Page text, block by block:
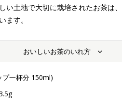
い土地で大切に栽培されたお茶は
ます。
おいしいお茶のいれ方
プ一杯分 150ml)